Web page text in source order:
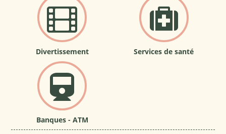
Divertissement Services de santé
Banques - ATM